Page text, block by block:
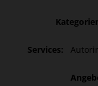
Services: